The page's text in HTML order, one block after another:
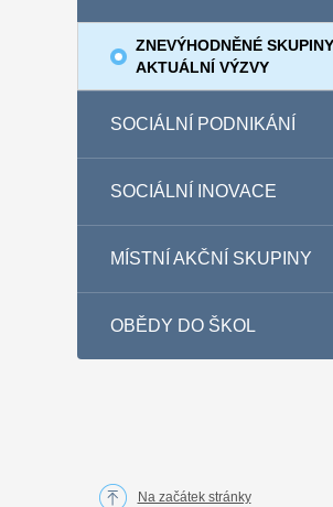
ZNEVÝHODNĚNÉ
AKTUÁLNÍ VÝZVY
SOCIÁLNÍ PODNIKÁNÍ
SOCIÁLNÍ INOVACE
MÍSTNÍ AKČNÍ SKUPINY
OBĚDY DO ŠKOL
Na začátek stránky